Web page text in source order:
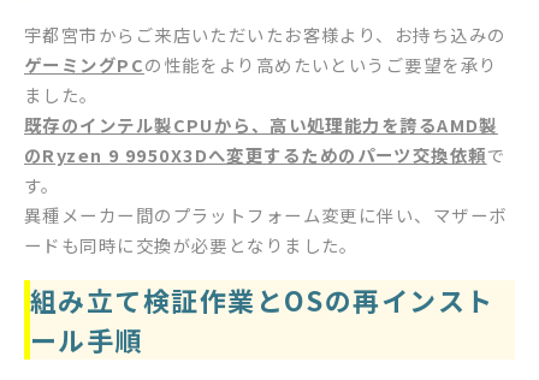
宇都宮市からご来店いただいたお客様より、お持ち込みの
ゲーミングPCの性能をより高めたいというご要望を承り
ました。
既存のインテル製CPUから、高い処理能力を誇るAMD製
のRyzen 9 9950X3Dへ変更するためのパーツ交換依頼で
す。
異種メーカー間のプラットフォーム変更に伴い、マザーボ
ードも同時に交換が必要となりました。
組み立て検証作業とOSの再インスト
ール手順